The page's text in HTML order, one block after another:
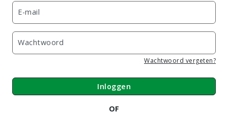
E-mail
Wachtwoord
Wachtwoord vergeten?
Inloggen
OF